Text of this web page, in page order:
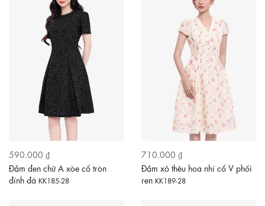
590.000 ₫
Đầm đen chữ A xòe cổ tròn
đính đá KK185-28
710.000 ₫
Đầm xô thêu hoa nhí cổ V phối
ren KK189-28